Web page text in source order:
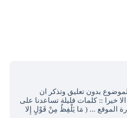
بدون تعليق وتذكر ان
خيرا :: كلمات قليلة تساعدنا على
الموقع ... ( مَا يَلْفِظُ مِنْ قَوْلٍ إِلا